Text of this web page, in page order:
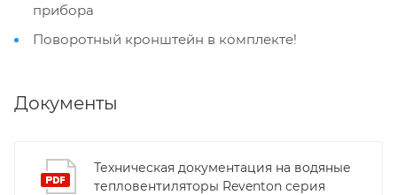
прибора
Поворотный кронштейн в комплекте!
Документы
Техническая документация на водяные
тепловентиляторы Reventon серия